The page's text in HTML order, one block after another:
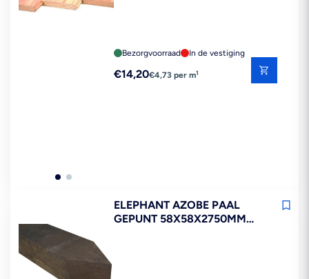
Bezorgvoorraad In de vestiging
Reguliere
€14,20€4,73 per m1
ELEPHANT AZOBE PAAL
GEPUNT 58X58X2750MM